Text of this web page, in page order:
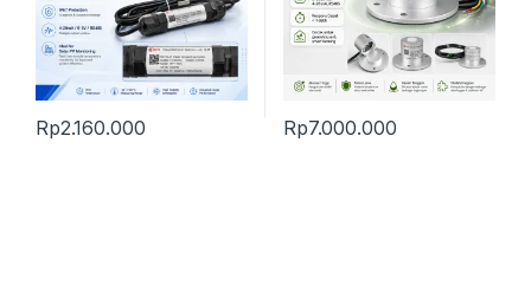
Rp2.160.000 Rp7.000.000